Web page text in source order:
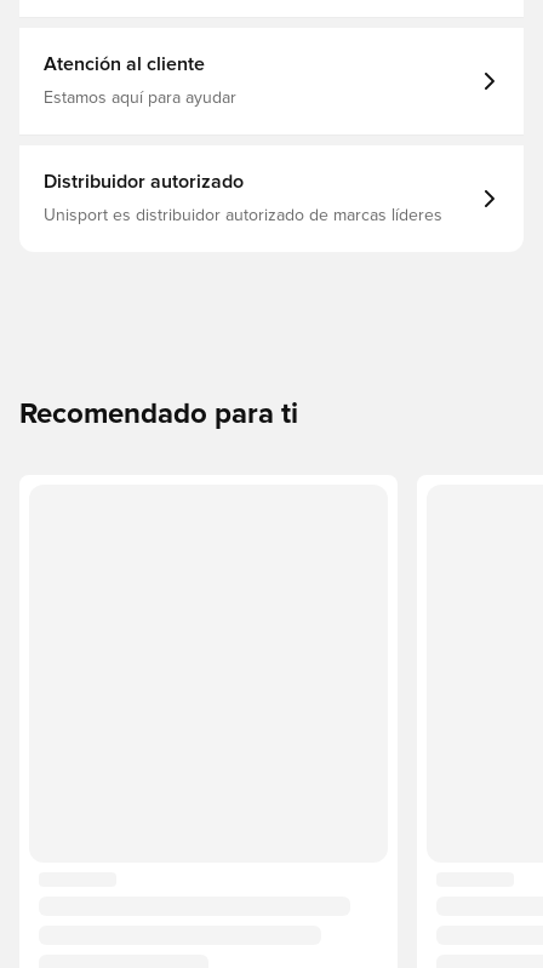
Atención al cliente
Estamos aquí para ayudar
Distribuidor autorizado
Unisport es distribuidor autorizado de marcas líderes
Recomendado para ti